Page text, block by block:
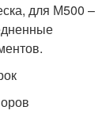
для М500 –